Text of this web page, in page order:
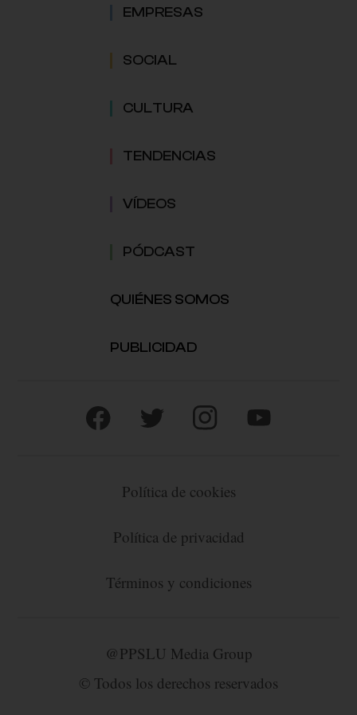
EMPRESAS
SOCIAL
CULTURA
TENDENCIAS
VÍDEOS
PÓDCAST
QUIÉNES SOMOS
PUBLICIDAD
Política de cookies
Política de privacidad
Términos y condiciones
@PPSLU Media Group
© Todos los derechos reservados